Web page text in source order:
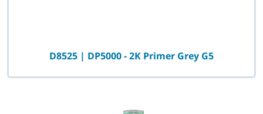
D8525 | DP5000 - 2K Primer Grey G5